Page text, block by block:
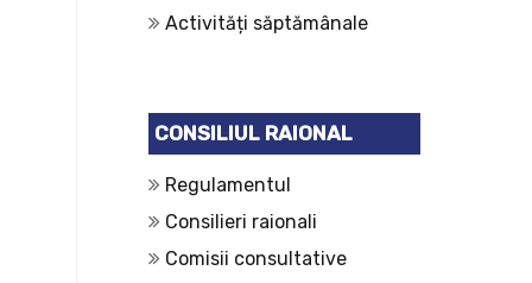
Activități săptămânale
CONSILIUL RAIONAL
Regulamentul
Consilieri raionali
Comisii consultative